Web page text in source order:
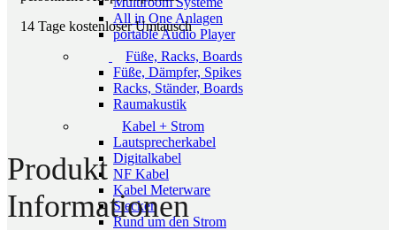
All in One Anlagen
portable Audio Player
Füße, Racks, Boards
Füße, Dämpfer, Spikes
Racks, Ständer, Boards
Raumakustik
Kabel + Strom
Lautsprecherkabel
Digitalkabel
NF Kabel
Kabel Meterware
Stecker
Rund um den Strom
14 Tage kostenloser Umtausch
Produkt
Informationen